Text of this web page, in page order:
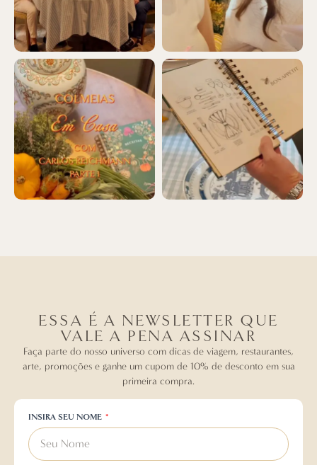
ESSA É A NEWSLETTER QUE
VALE A PENA ASSINAR
Faça parte do nosso universo com dicas de viagem, restaurantes,
arte, promoções e ganhe um cupom de 10% de desconto em sua
primeira compra.
INSIRA SEU NOME